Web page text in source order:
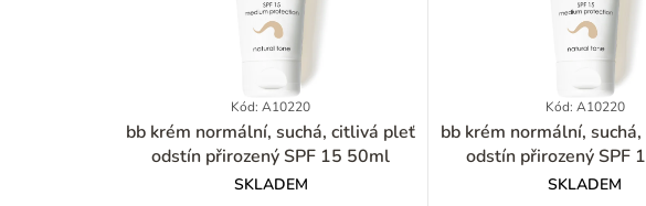
Kód: A10220
bb krém normální, suchá, citlivá pleť
odstín přirozený SPF 15 50ml
SKLADEM
Kód: A10220
bb krém normální, suchá, citlivá pleť
odstín přirozený SPF
SKLADEM